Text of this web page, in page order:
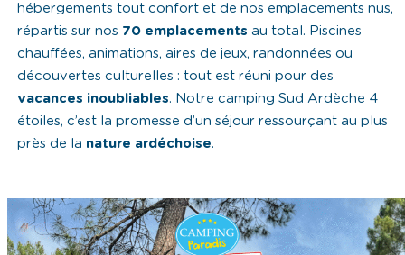
hébergements tout confort et de nos emplacements nus,
répartis sur nos 70 emplacements au total. Piscines
chauffées, animations, aires de jeux, randonnées ou
découvertes culturelles : tout est réuni pour des
vacances inoubliables. Notre camping Sud Ardèche 4
étoiles, c’est la promesse d’un séjour ressourçant au plus
près de la nature ardéchoise.